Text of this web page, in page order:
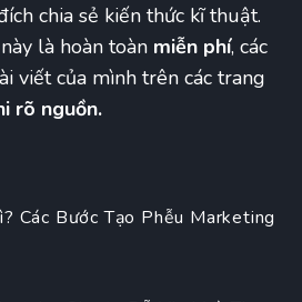
chia sẻ kiến thức kĩ thuật.
là hoàn toàn miễn phí, các
viết của mình trên các trang
rõ nguồn.
Các Bước Tạo Phễu Marketing